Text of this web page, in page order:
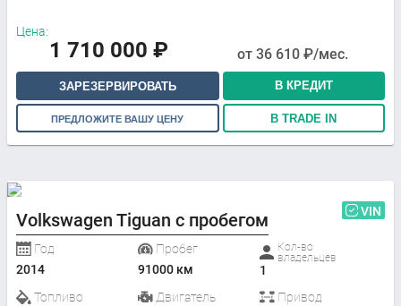
Цена:
1 710 000 ₽ от 36 610 ₽/мес.
ЗАРЕЗЕРВИРОВАТЬ В КРЕДИТ
ПРЕДЛОЖИТЕ ВАШУ ЦЕНУ В TRADE IN
Volkswagen Tiguan с пробегом VIN
Год
2014
Пробег
91000 км
Кол-во
владельцев
1
Топливо
Двигатель
Привод